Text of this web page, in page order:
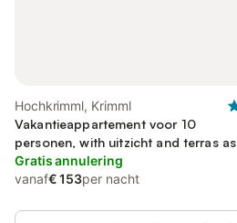
Hochkrimml, Krimml
Vakantieappartement voor 10
personen, with uitzicht and terras as
well as tuin
Gratis annulering
vanaf€ 153per nacht